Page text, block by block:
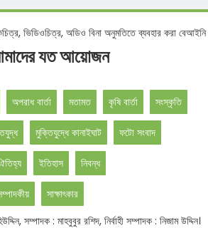
অডিও বিনা অনুমতিতে ব্যবহার করা বেআইনি -
যত আয়োজন
অপরাধ বার্তা মতামত কৃষি বার্তা সংস্কৃতি
মুক্তিযুদ্ধে কানাইঘাট ফটো সংবাদ
ইতিহাস নিবন্ধ
সাক্ষাৎকার
সম্পাদক : মাহবুবুর রশিদ, নির্বাহী সম্পাদক : নিজাম উদ্দিন।